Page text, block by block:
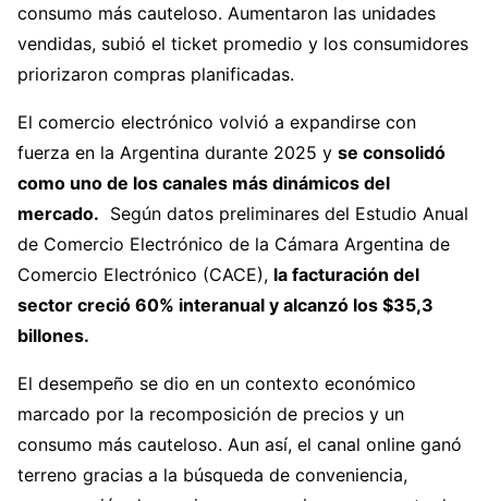
consumo más cauteloso. Aumentaron las unidades
vendidas, subió el ticket promedio y los consumidores
priorizaron compras planificadas.
El comercio electrónico volvió a expandirse con
fuerza en la Argentina durante 2025 y se consolidó
como uno de los canales más dinámicos del
mercado. Según datos preliminares del Estudio Anual
de Comercio Electrónico de la Cámara Argentina de
Comercio Electrónico (CACE), la facturación del
sector creció 60% interanual y alcanzó los $35,3
billones.
El desempeño se dio en un contexto económico
marcado por la recomposición de precios y un
consumo más cauteloso. Aun así, el canal online ganó
terreno gracias a la búsqueda de conveniencia,